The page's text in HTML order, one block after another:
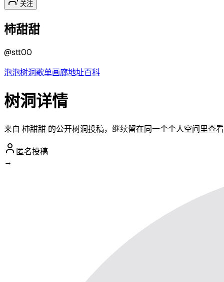
关注
柿甜甜
@stt00
泡泡树洞歌单画廊地址百科
树洞详情
来自 柿甜甜 的公开树洞投稿，继续留在同一个个人空间里查
匿名投稿
→